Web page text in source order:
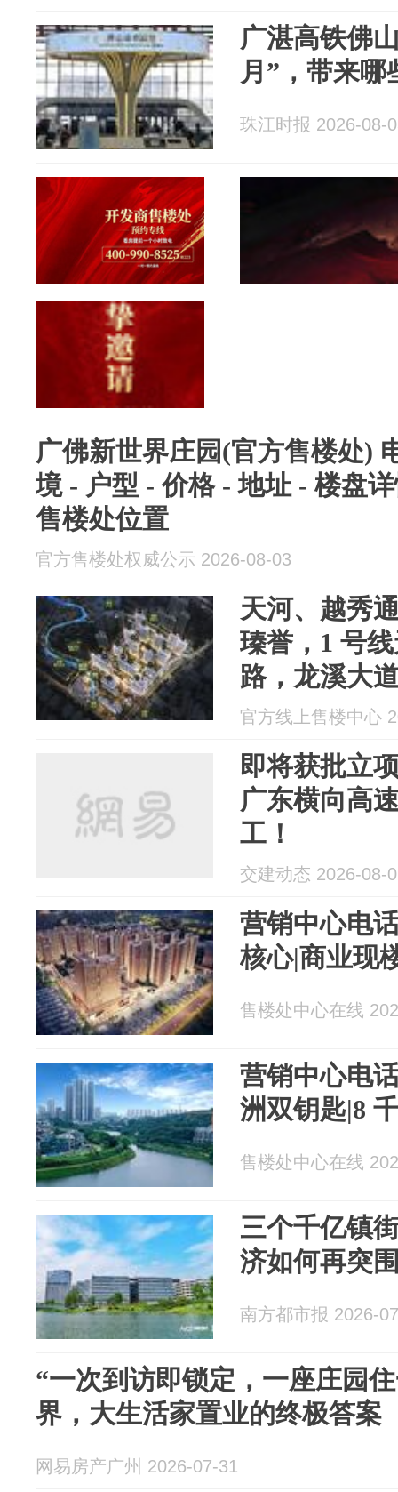
广湛高铁佛
月”，带来哪
珠江时报 2026-08-
广佛新世界庄园(官方售楼处)
境 - 户型 - 价格 - 地址 - 楼盘
售楼处位置
官方售楼处权威公示 2026-08-03
天河、越秀
瑧誉，1 号
路，龙溪大
广佛长期跨
官方线上售楼中心
即将获批立
广东横向高
工！
交建动态 2026-08-
营销中心电
核心|商业现
售楼处中心在线
营销中心电
洲双钥匙|8
售楼处中心在线
三个千亿镇
济如何再突
南方都市报 2026-
“一次到访即锁定，一座庄园
界，大生活家置业的终极答案
网易房产广州 2026-07-31